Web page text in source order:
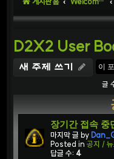
D2X2 User
새 주제 쓰기
글
장기간 접속 중
마지막 글 by
Posted in 공지 /
답글 수: 4